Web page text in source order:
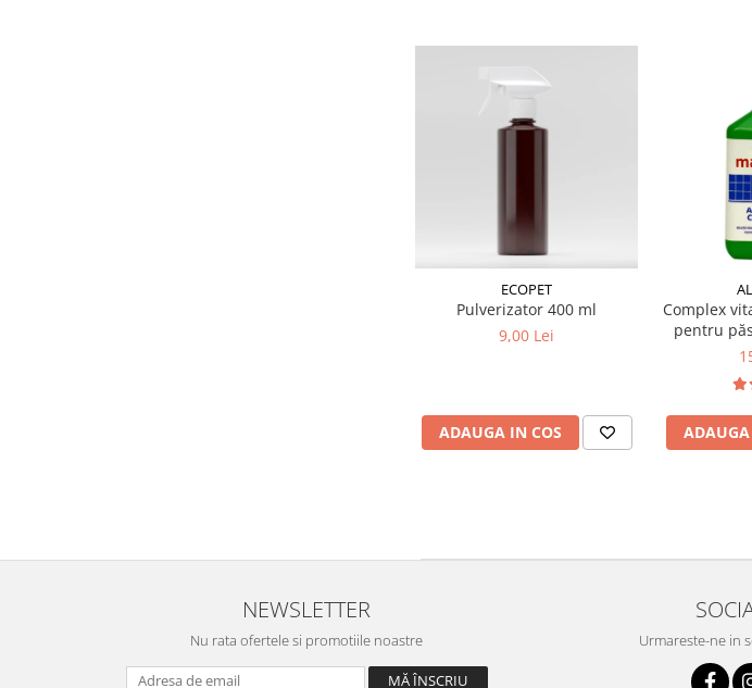
ECOPET
Pulverizator 400 ml
9,00 Lei
ADAUGA IN COS
Complex
pentru
NEWSLETTER
Nu rata ofertele si promotiile noastre Urmareste-ne in